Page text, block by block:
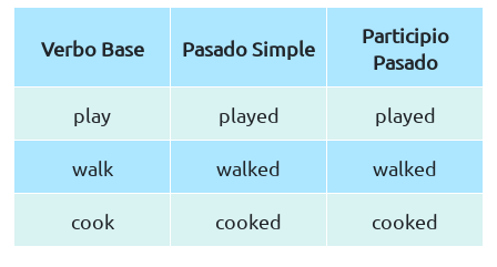
Verbo Base Pasado Simple
Participio
Pasado
play played played
walk walked walked
cook cooked cooked